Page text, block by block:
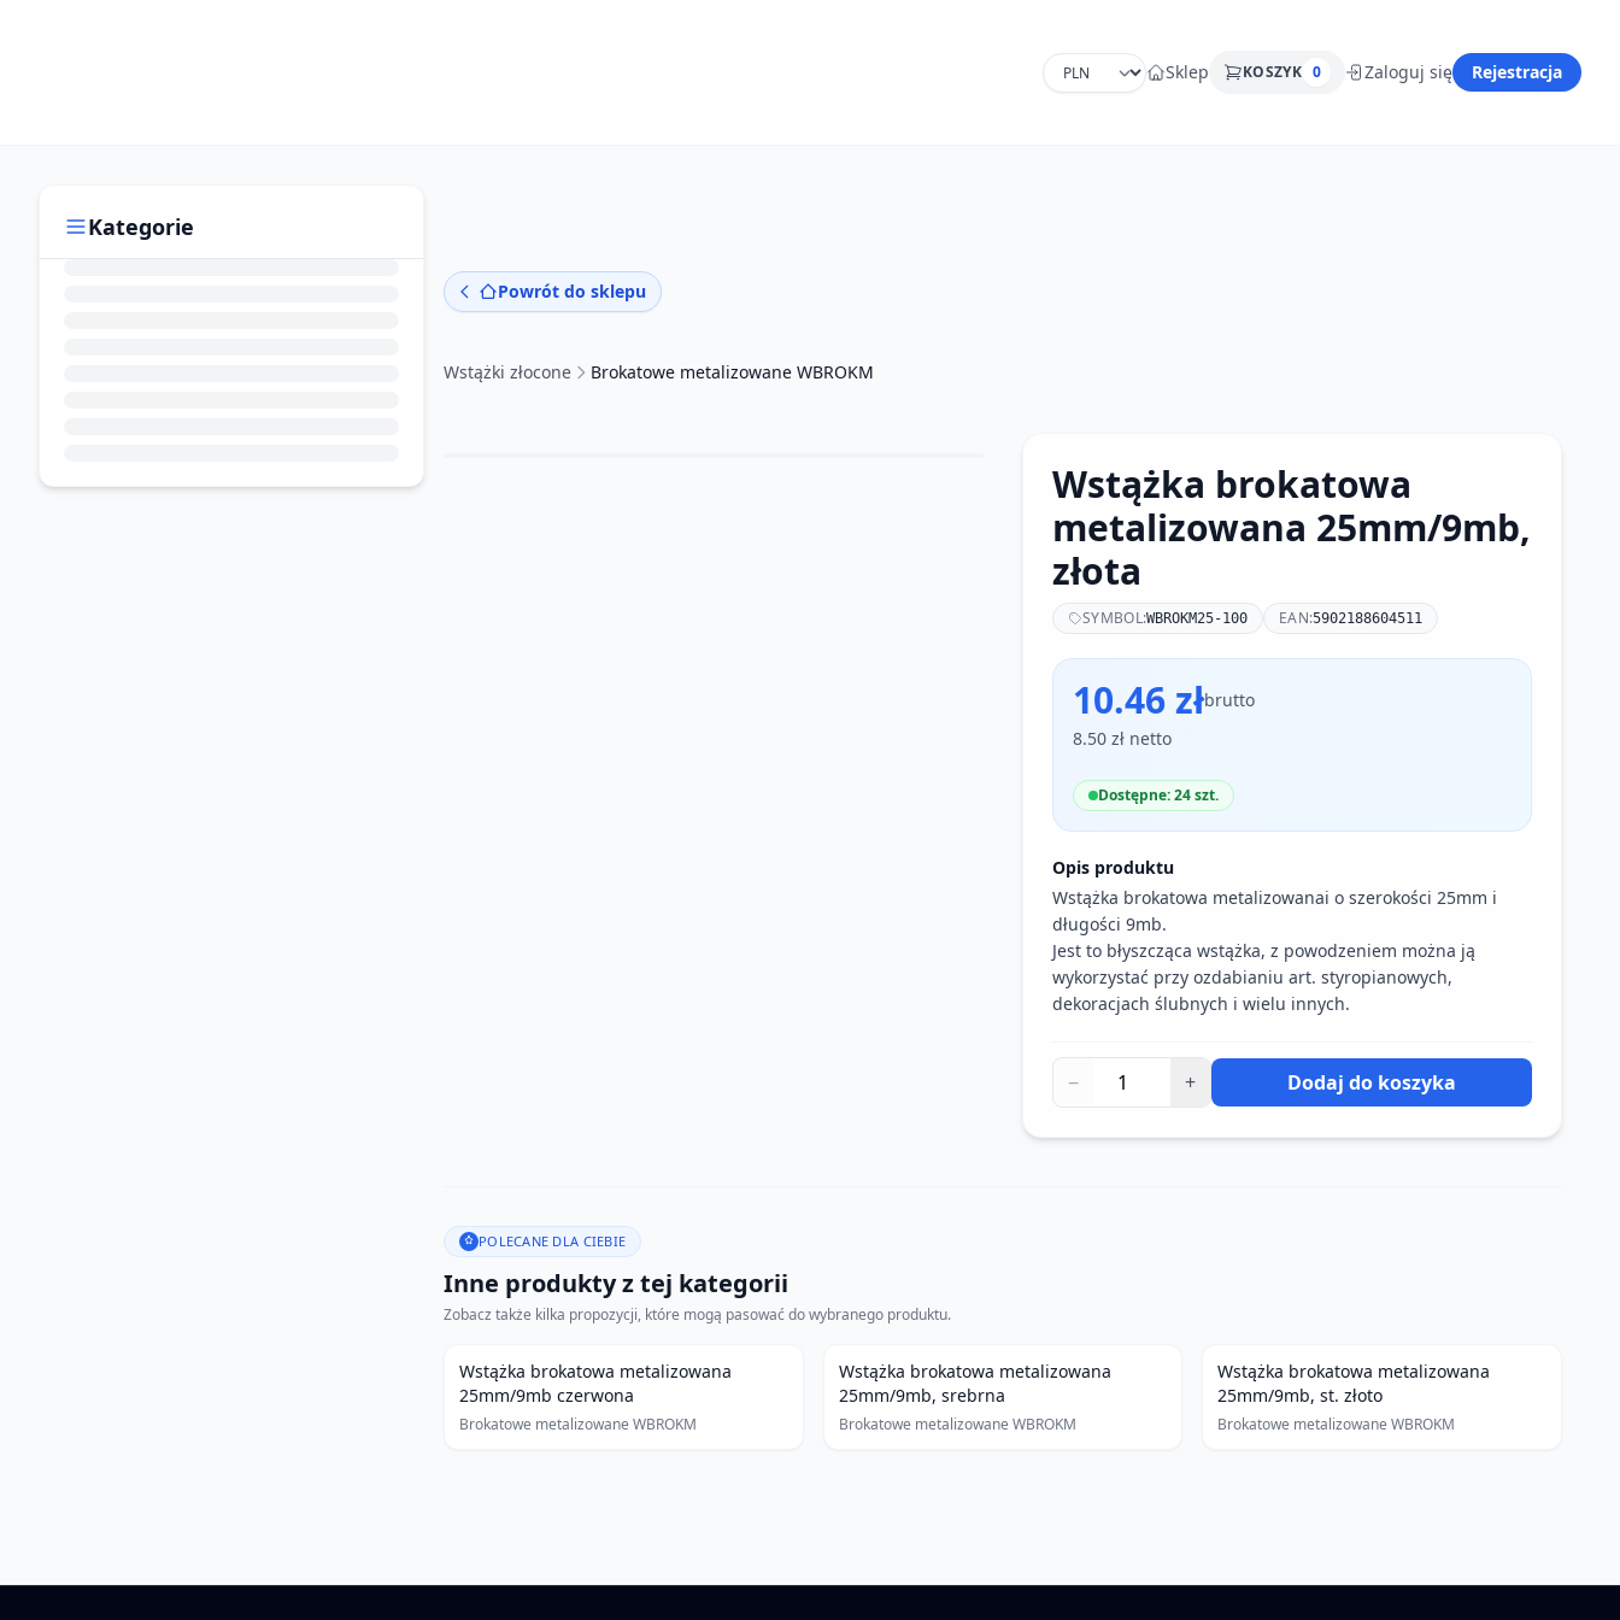
Sklep KOSZYK 0 Zaloguj się Rejestracja
Kategorie
Powrót do sklepu
Wstążki złocone Brokatowe metalizowane WBROKM
Wstążka brokatowa
metalizowana 25mm/9mb,
złota
SYMBOL:WBROKM25-100 EAN:5902188604511
10.46 złbrutto
8.50 zł netto
Dostępne: 24 szt.
Opis produktu
Wstążka brokatowa metalizowanai o szerokości 25mm i
długości 9mb.
Jest to błyszcząca wstążka, z powodzeniem można ją
wykorzystać przy ozdabianiu art. styropianowych,
dekoracjach ślubnych i wielu innych.
− + Dodaj do koszyka
POLECANE DLA CIEBIE
Inne produkty z tej kategorii
Zobacz także kilka propozycji, które mogą pasować do wybranego produktu.
Wstążka brokatowa metalizowana
25mm/9mb czerwona
Brokatowe metalizowane WBROKM
Wstążka brokatowa metalizowana
25mm/9mb, srebrna
Brokatowe metalizowane WBROKM
Wstążka brokatowa metalizowana
25mm/9mb, st. złoto
Brokatowe metalizowane WBROKM